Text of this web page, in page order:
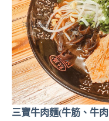
三寶牛肉麵(牛筋、牛